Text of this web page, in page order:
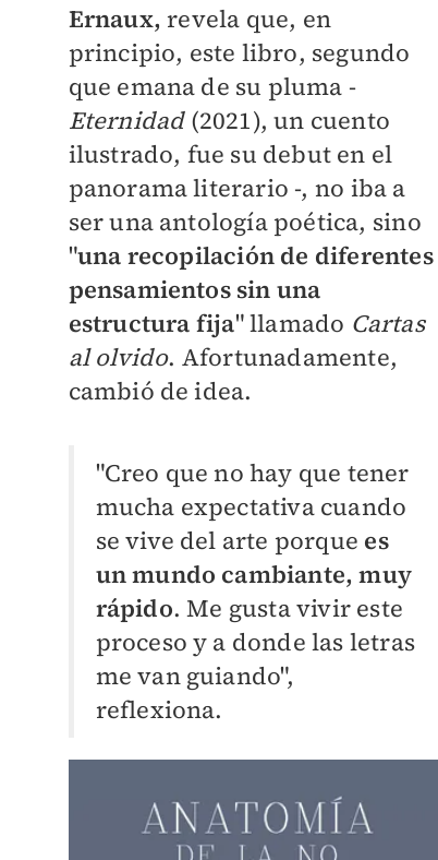
Ernaux, revela que, en
principio, este libro, segundo
que emana de su pluma -
Eternidad(2021), un cuento
ilustrado, fue su debut en el
panorama literario -, no iba a
ser una antología poética, sino
"una recopilación de diferentes
pensamientos sin una
estructura fija" llamado Cartas
al olvido. Afortunadamente,
cambió de idea.
"Creo que no hay que tener
mucha expectativa cuando
se vive del arte porque es
un mundo cambiante, muy
rápido. Me gusta vivir este
proceso y a donde las letras
me van guiando",
reflexiona.